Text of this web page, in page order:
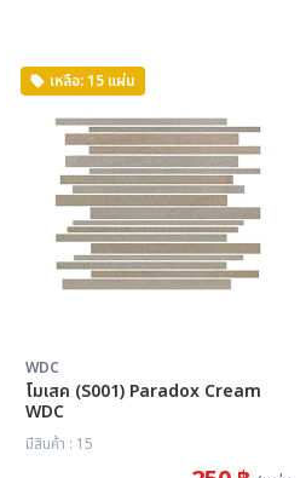
เหลือ: 15 แผ่น
WDC
โมเสค (S001) Paradox Cream
WDC
มีสินค้า : 15